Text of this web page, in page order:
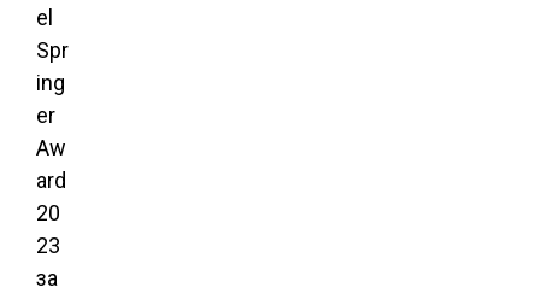
el
Spr
ing
er
Aw
ard
20
23
за